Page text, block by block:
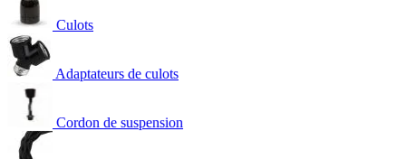
Culots
Adaptateurs de culots
Cordon de suspension